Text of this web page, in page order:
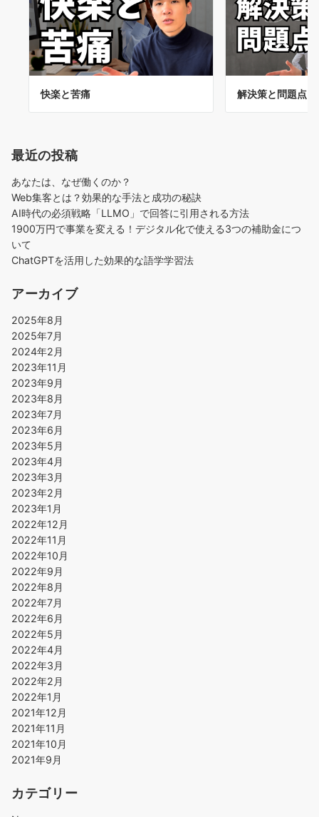
快楽と苦痛 解決策と問題点
最近の投稿
あなたは、なぜ働くのか？
Web集客とは？効果的な手法と成功の秘訣
AI時代の必須戦略「LLMO」で回答に引用される方法
1900万円で事業を変える！デジタル化で使える3つの補助金につ
いて
ChatGPTを活用した効果的な語学学習法
アーカイブ
2025年8月
2025年7月
2024年2月
2023年11月
2023年9月
2023年8月
2023年7月
2023年6月
2023年5月
2023年4月
2023年3月
2023年2月
2023年1月
2022年12月
2022年11月
2022年10月
2022年9月
2022年8月
2022年7月
2022年6月
2022年5月
2022年4月
2022年3月
2022年2月
2022年1月
2021年12月
2021年11月
2021年10月
2021年9月
カテゴリー